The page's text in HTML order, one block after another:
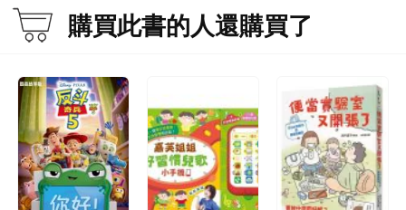
任無線電電台台長、排長、報訓隊隊長等職，2002年考取後勤指揮學院政治工作
學碩士研究生，師從邵維正教授。畢業任原總後勤部幹部輪訓大隊政策理論教研
目錄
《寫給青少年的黨史·中國有了共產黨》
一 近代中國是怎樣衰落下去的？ 1
二 近代以來救亡圖存的鬥爭為什麼屢遭失敗？ 17
三 為什麼說不能把中國共產黨稱作“早產兒”？ 35
四 為什麼說“主義譬如一面旗子”？ 57
購買此書的人還購買了